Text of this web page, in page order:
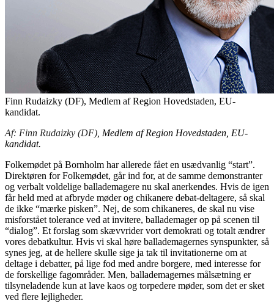
Finn Rudaizky (DF), Medlem af Region Hovedstaden, EU-
kandidat.
Af: Finn Rudaizky (DF), Medlem af Region Hovedstaden, EU-
kandidat.
Folkemødet på Bornholm har allerede fået en usædvanlig “start”.
Direktøren for Folkemødet, går ind for, at de samme demonstranter
og verbalt voldelige ballademagere nu skal anerkendes. Hvis de igen
får held med at afbryde møder og chikanere debat-deltagere, så skal
de ikke “mærke pisken”. Nej, de som chikaneres, de skal nu vise
misforstået tolerance ved at invitere, ballademager op på scenen til
“dialog”. Et forslag som skævvrider vort demokrati og totalt ændrer
vores debatkultur. Hvis vi skal høre ballademagernes synspunkter, så
synes jeg, at de hellere skulle sige ja tak til invitationerne om at
deltage i debatter, på lige fod med andre borgere, med interesse for
de forskellige fagområder. Men, ballademagernes målsætning er
tilsyneladende kun at lave kaos og torpedere møder, som det er sket
ved flere lejligheder.